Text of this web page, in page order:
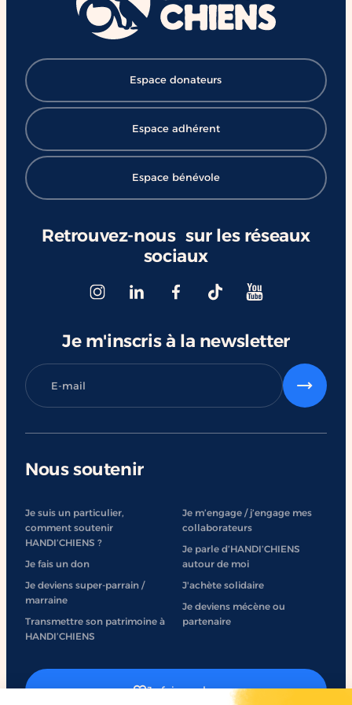
Retrouvez-nous sur les réseaux
sociaux
Espace donateurs
Espace adhérent
Espace bénévole
Je m'inscris à la newsletter
Nous soutenir
Je suis un particulier,
comment soutenir
HANDI’CHIENS ?
Je fais un don
Je deviens super-parrain /
marraine
Transmettre son patrimoine à
HANDI’CHIENS
Je m’engage / j’engage mes
collaborateurs
Je parle d’HANDI’CHIENS
autour de moi
J'achète solidaire
Je deviens mécène ou
partenaire
Je fais un don